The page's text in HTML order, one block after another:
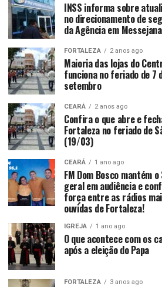
INSS informa sobre
no direcionamento de
da Agência em Messejana
FORTALEZA 2 anos ago
Maioria das lojas do
funciona no feriado de 7
setembro
CEARÁ 2 anos ago
Confira o que abre e
Fortaleza no feriado de
(19/03)
CEARÁ 1 ano ago
FM Dom Bosco mantém
geral em audiência e
força entre as rádios
ouvidas de Fortaleza!
IGREJA 1 ano ago
O que acontece com os
após a eleição do Papa
FORTALEZA 3 anos ago